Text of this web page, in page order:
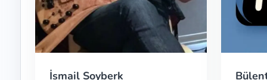
İsmail Soyberk